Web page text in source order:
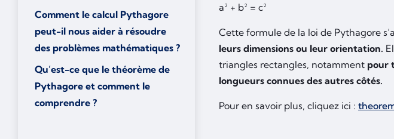
Comment le calcul Pythagore
peut-il nous aider à résoudre
des problèmes mathématiques ?
Qu’est-ce que le théorème de
Pythagore et comment le
comprendre ?
a² + b² = c²
Cette formule de la loi de Pythagore
leurs dimensions ou leur orientation.
triangles rectangles, notamment pour
longueurs connues des autres côtés.
Pour en savoir plus, cliquez ici :